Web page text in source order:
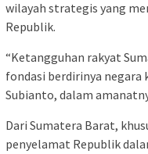
wilayah strategis yang
Republik.
“Ketangguhan rakyat
fondasi berdirinya negara
Subianto, dalam
Dari Sumatera Barat,
penyelamat Republik